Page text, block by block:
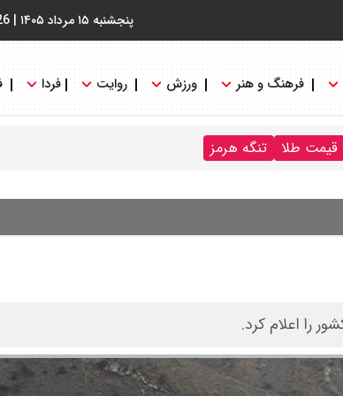
پنجشنبه ۱۵ مرداد ۱۴۰۵ |
فرهنگ و هنر ورزش روایت فردا
قیمت طلا تنگه هرمز
را اعلام کرد.